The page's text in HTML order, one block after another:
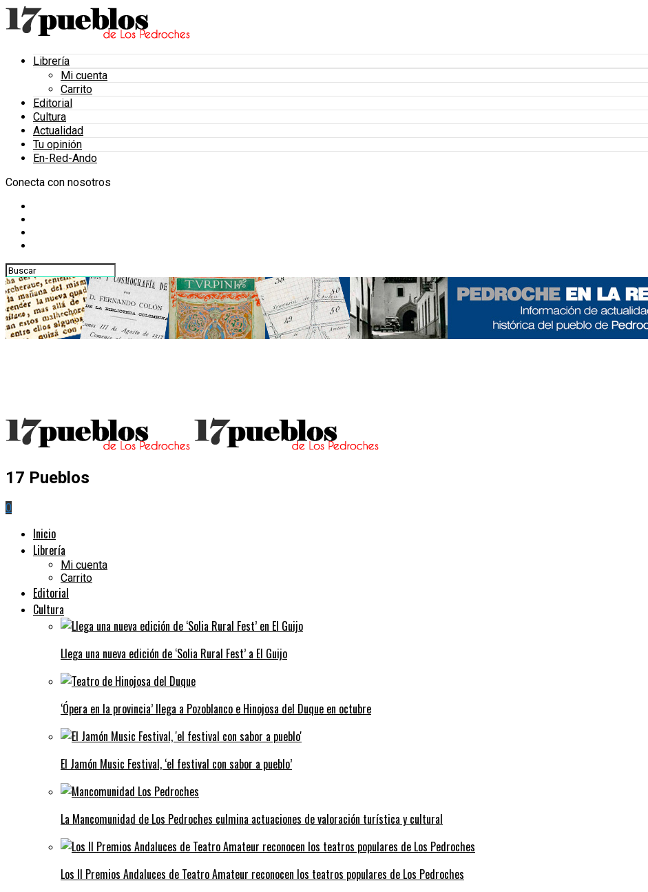
Librería
Mi cuenta
Carrito
Editorial
Cultura
Actualidad
Tu opinión
En-Red-Ando
Conecta con nosotros
17 Pueblos
0
Inicio
Librería
Mi cuenta
Carrito
Editorial
Cultura
Llega una nueva edición de ‘Solia Rural Fest’ a El Guijo
‘Ópera en la provincia’ llega a Pozoblanco e Hinojosa del Duque en octubre
El Jamón Music Festival, ‘el festival con sabor a pueblo’
La Mancomunidad de Los Pedroches culmina actuaciones de valoración turística y cultural
Los II Premios Andaluces de Teatro Amateur reconocen los teatros populares de Los Pedroches